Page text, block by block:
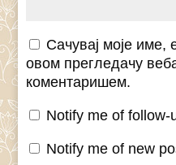
Сачувај моје име,
овом прегледачу
коментаришем.
Notify me of follow-
Notify me of new